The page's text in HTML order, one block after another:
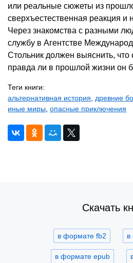
или реальные сюжеты из
сверхъестественная реакция
Через знакомства с разными
службу в Агентстве
Стольник должен выяснить,
правда ли в прошлой жизни он
Теги книги:
альтернативная история
древние
иные миры опасные приключения
Скачать
в формате fb2 в
в формате epub